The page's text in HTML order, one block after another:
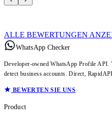
ALLE BEWERTUNGEN
WhatsApp Checker
Developer-owned WhatsApp Profile API.
detect business accounts. Direct,
BEWERTEN SIE UNS
Product